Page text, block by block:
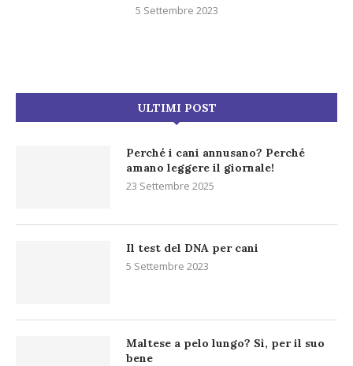
5 Settembre 2023
ULTIMI POST
Perché i cani annusano? Perché
amano leggere il giornale!
23 Settembre 2025
Il test del DNA per cani
5 Settembre 2023
Maltese a pelo lungo? Sì, per il suo
bene